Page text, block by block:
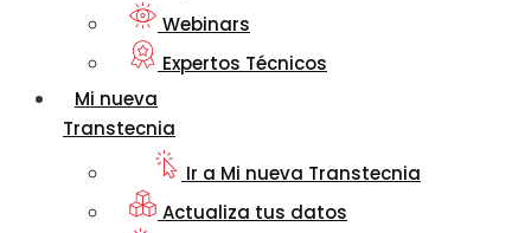
Webinars
Expertos Técnicos
Mi nueva
Transtecnia
Ir a Mi nueva Transtecnia
Actualiza tus datos